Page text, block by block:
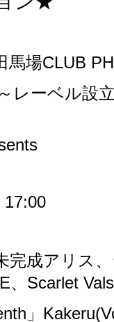
馬場CLUB
～レーベル設
17:00
完成アリス
、 Scarlet
」